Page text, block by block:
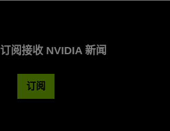
订阅接收 NVIDIA 新闻
订阅